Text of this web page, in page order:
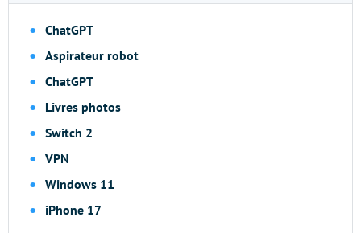
ChatGPT
Aspirateur robot
ChatGPT
Livres photos
Switch 2
VPN
Windows 11
iPhone 17